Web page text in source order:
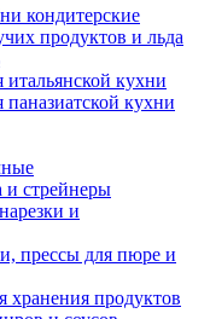
кондитерские
продуктов и льда
итальянской кухни
паназиатской кухни
и стрейнеры
и
прессы для пюре и
хранения продуктов